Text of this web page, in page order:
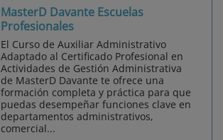
MasterD Davante Escuelas
Profesionales
El Curso de Auxiliar Administrativo
Adaptado al Certificado Profesional en
Actividades de Gestión Administrativa
de MasterD Davante te ofrece una
formación completa y práctica para que
puedas desempeñar funciones clave en
departamentos administrativos,
comercial...